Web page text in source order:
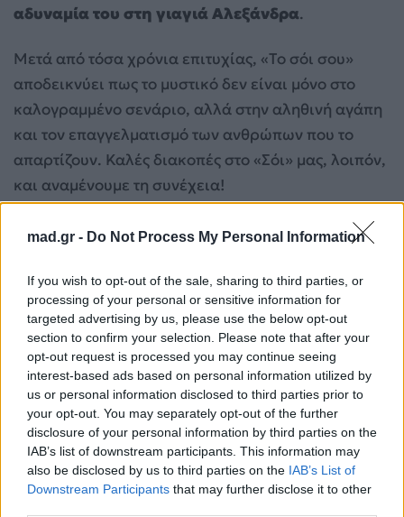
mad.gr - Do Not Process My Personal Information
If you wish to opt-out of the sale, sharing to third parties, or
processing of your personal or sensitive information for
targeted advertising by us, please use the below opt-out
section to confirm your selection. Please note that after your
opt-out request is processed you may continue seeing
interest-based ads based on personal information utilized by
us or personal information disclosed to third parties prior to
your opt-out. You may separately opt-out of the further
disclosure of your personal information by third parties on the
IAB’s list of downstream participants. This information may
also be disclosed by us to third parties on the IAB’s List of
Downstream Participants that may further disclose it to other
αδυναμία του στη γιαγιά Αλεξάνδρα.
Μετά από τόσα χρόνια επιτυχίας, «Το σόι σου»
αποδεικνύει πως το μυστικό δεν είναι μόνο στο
καλογραμμένο σενάριο, αλλά στην αληθινή αγάπη
και τον επαγγελματισμό των ανθρώπων που το
απαρτίζουν. Καλές διακοπές στο «Σόι» μας, λοιπόν,
και αναμένουμε τη συνέχεια!